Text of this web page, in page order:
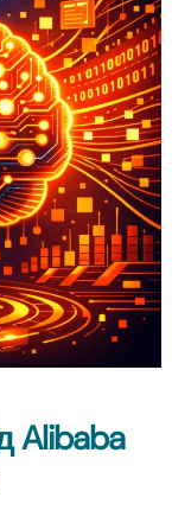
Alibaba